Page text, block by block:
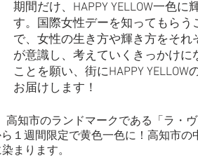
期間だけ、HAPPY YELLOW一色に
す。国際女性デーを知ってもらう
で、女性の生き方や輝き方をそれ
が意識し、考えていくきっかけに
ことを願い、街にHAPPY YELLOW
お届けします！
高知市のランドマークである「ラ・
１週間限定で黄色一色に！高知市の
まります。